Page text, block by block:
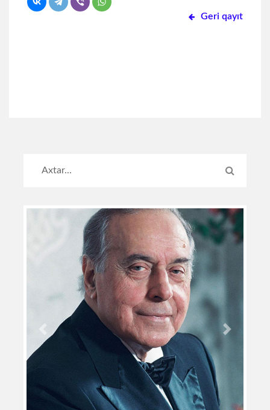
Geri qayıt
Previous Next